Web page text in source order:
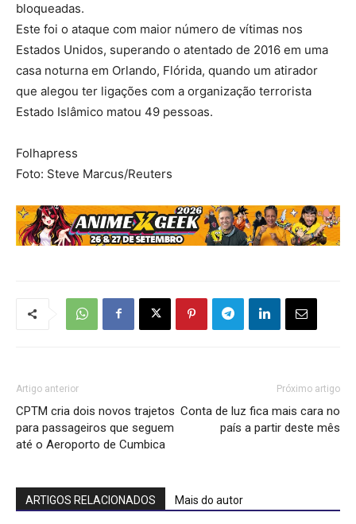
bloqueadas.
Este foi o ataque com maior número de vítimas nos
Estados Unidos, superando o atentado de 2016 em uma
casa noturna em Orlando, Flórida, quando um atirador
que alegou ter ligações com a organização terrorista
Estado Islâmico matou 49 pessoas.
Folhapress
Foto: Steve Marcus/Reuters
Artigo anterior
CPTM cria dois novos trajetos
para passageiros que seguem
até o Aeroporto de Cumbica
Próximo artigo
Conta de luz fica mais cara no
país a partir deste mês
ARTIGOS RELACIONADOS Mais do autor